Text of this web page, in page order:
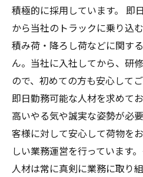
積極的に採用しています。 即
から当社のトラックに乗り込
積み荷・降ろし荷などに関す
ん。当社に入社してから、研
ので、初めての方も安心して
即日勤務可能な人材を求めて
高いやる気や誠実な姿勢が必
客様に対して安心して荷物を
しい業務運営を行っています
人材は常に真剣に業務に取り